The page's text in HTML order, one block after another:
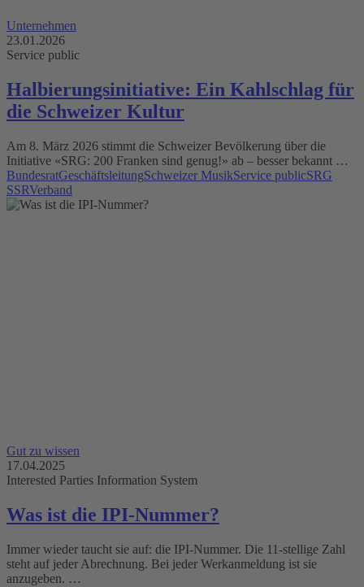
Unternehmen
23.01.2026
Service public
Halbierungsinitiative: Ein Kahlschlag für
die Schweizer Kultur
Am 8. März 2026 stimmt die Schweizer Bevölkerung über die
Initiative «SRG: 200 Franken sind genug!» ab – besser bekannt …
BundesratGeschäftsleitungSchweizer MusikService publicSRG
SSRVerband
Gut zu wissen
17.04.2025
Interested Parties Information System
Was ist die IPI-Nummer?
Immer wieder taucht sie auf: die IPI-Nummer. Die 11-stellige Zahl
steht auf jeder Abrechnung. Bei jeder Werkanmeldung ist sie
anzugeben. …